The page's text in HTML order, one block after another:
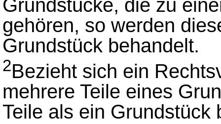
Grundstücke, die zu
gehören, so werden
Grundstück behandelt.
2Bezieht sich ein
mehrere Teile eines
Teile als ein Grundstück